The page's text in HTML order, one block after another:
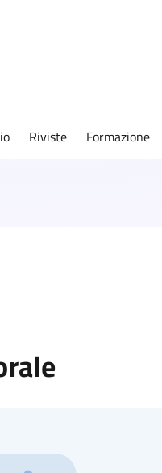
Riviste Formazione